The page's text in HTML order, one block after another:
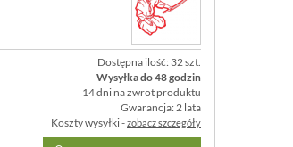
Dostępna ilość: 32 szt.
Wysyłka do 48 godzin
14 dni na zwrot produktu
Gwarancja: 2 lata
Koszty wysyłki -zobacz szczegóły